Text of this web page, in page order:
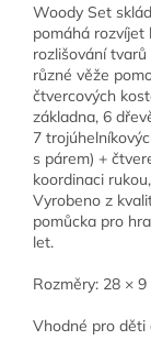
Woody Set
pomáhá rozvíjet
rozlišování
různé věže
čtvercových
základna, 6
7
s párem) +
koordinaci
Vyrobeno z
pomůcka pro
let.
Rozměry: 28 ×
Vhodné pro děti